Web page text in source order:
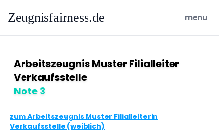
Zeugnisfairness.de open
menu
Arbeitszeugnis Muster Filialleiter
Verkaufsstelle
Note 3
zum Arbeitszeugnis Muster Filialleiterin
Verkaufsstelle (weiblich)